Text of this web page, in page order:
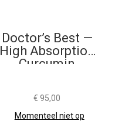
Doctor’s Best —
High Absorption
Curcumin
€ 95,00
Momenteel niet op